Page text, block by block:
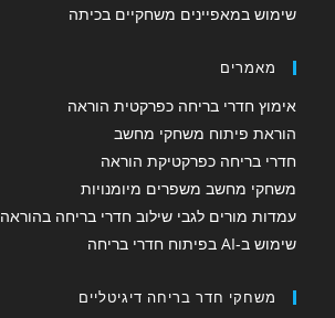
שימוש במאפיינים משחקיים בכיתה
מאמרים
אימוץ חדרי בריחה כפרקטית הוראה
הוראת פיתוח משחקי מחשב
חדרי בריחה כפרקטיקת הוראה
משחקי מחשב משפרים מיומנויות
עמדות מורים לגבי שילוב חדרי בריחה בהוראה
שימוש ב-AI בפיתוח חדרי בריחה
משחקי חדר בריחה דיגיטליים